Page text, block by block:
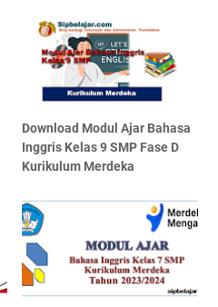
Download Modul Ajar Bahasa
Inggris Kelas 9 SMP Fase D
Kurikulum Merdeka